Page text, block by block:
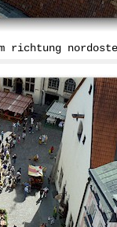
richtung